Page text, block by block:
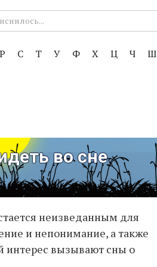
Р С Т У Ф Х Ц Ч Ш
во сне
неизведанным для
и непонимание, а также
интерес вызывают сны о